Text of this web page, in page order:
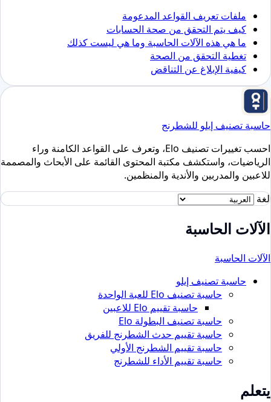
ملفات تعريف القواعد المدعومة
كيف يتم التحقق من صحة الحسابات
ما هي هذه الآلات الحاسبة وما هي ليست كذلك
تغطية التحقق من الصحة
كيفية الإبلاغ عن التناقض
حاسبة تصنيف إيلو للشطرنج
احسب تغييرات تصنيف Elo، وتعرف على القواعد الكامنة وراء
الرياضيات، واستكشف مكتبة المحتوى القائمة على الأبحاث والمصممة
للاعبين والمدربين والأندية والمنظمين.
لغة
الآلات الحاسبة
الآلات الحاسبة
حاسبة تصنيف إيلو
حاسبة تصنيف Elo للعبة الواحدة
حاسبة تقييم Elo للاعبين
حاسبة تصنيف البطولة Elo
حاسبة تقييم حدث الشطرنج للفريق
حاسبة تقييم الشطرنج الأولي
حاسبة تقييم الأداء للشطرنج
يتعلم